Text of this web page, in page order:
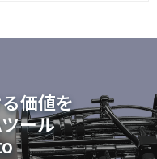
価値を
ール